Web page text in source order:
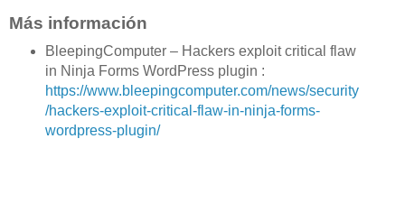
Más información
BleepingComputer – Hackers exploit critical flaw
in Ninja Forms WordPress plugin :
https://www.bleepingcomputer.com/news/security
/hackers-exploit-critical-flaw-in-ninja-forms-
wordpress-plugin/